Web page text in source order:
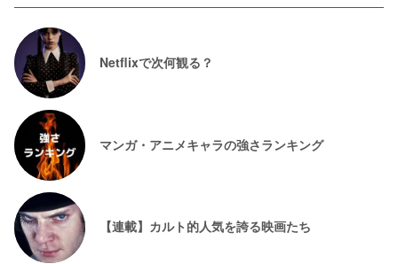
Netflixで次何観る？
マンガ・アニメキャラの強さランキング
【連載】カルト的人気を誇る映画たち